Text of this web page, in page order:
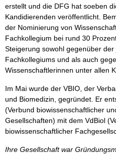
erstellt und die DFG hat soeben
Kandidierenden veröffentlicht.
der Nominierung von
Fachkollegium bei rund 30
Steigerung sowohl gegenüber
Fachkollegiums und als auch
Wissenschaftlerinnen unter allen
Im Mai wurde der VBIO, der
und Biomedizin, gegründet. Er
(Verbund biowissenschaftlicher
Gesellschaften) mit dem VdBiol
biowissenschaftlicher
Ihre Gesellschaft war